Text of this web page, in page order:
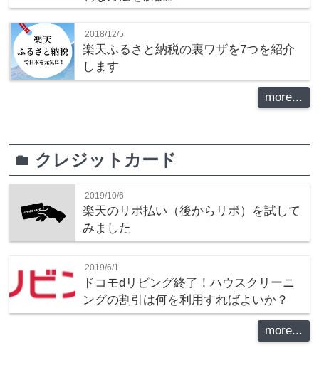
2018/12/5
楽天ふるさと納税の裏ワザを7つを紹介
します
more...
folder クレジットカード
2019/10/6
楽天のリボ払い（後からリボ）を試して
みました
2019/6/1
ドコモdリビング終了！ハウスクリーニ
ングの割引は何を利用すればよいか？
more...